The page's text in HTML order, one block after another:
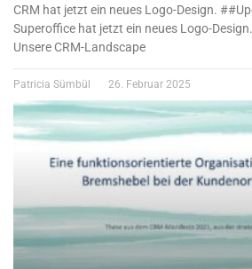
CRM hat jetzt ein neues Logo-Design.
Superoffice hat jetzt ein neues Logo-
Unsere CRM-Landscape
Patricia Sümbül 26. Februar 2025